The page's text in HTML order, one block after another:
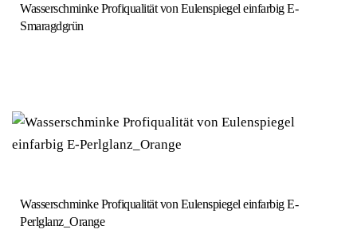
Wasserschminke Profiqualität von Eulenspiegel einfarbig E-
Smaragdgrün
Wasserschminke Profiqualität von Eulenspiegel einfarbig E-
Perlglanz_Orange